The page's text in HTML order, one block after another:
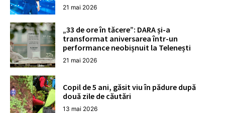
21 mai 2026
„33 de ore în tăcere”: DARA și-a
transformat aniversarea într-un
performance neobișnuit la Telenești
21 mai 2026
Copil de 5 ani, găsit viu în pădure după
două zile de căutări
13 mai 2026